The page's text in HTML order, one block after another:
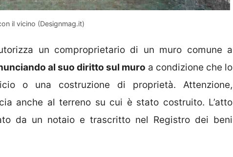
il vicino (Designmag.it)
un comproprietario di un muro comune a
al suo diritto sul muro a condizione che lo
o una costruzione di proprietà. Attenzione,
anche al terreno su cui è stato costruito. L’atto
da un notaio e trascritto nel Registro dei beni